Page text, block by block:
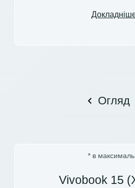
Огляд
* в
Vivobook 15